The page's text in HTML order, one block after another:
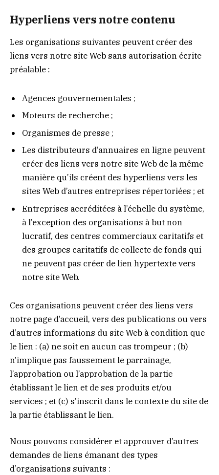
Hyperliens vers notre contenu
Les organisations suivantes peuvent créer des
liens vers notre site Web sans autorisation écrite
préalable :
Agences gouvernementales ;
Moteurs de recherche ;
Organismes de presse ;
Les distributeurs d’annuaires en ligne peuvent
créer des liens vers notre site Web de la même
manière qu’ils créent des hyperliens vers les
sites Web d’autres entreprises répertoriées ; et
Entreprises accréditées à l’échelle du système,
à l’exception des organisations à but non
lucratif, des centres commerciaux caritatifs et
des groupes caritatifs de collecte de fonds qui
ne peuvent pas créer de lien hypertexte vers
notre site Web.
Ces organisations peuvent créer des liens vers
notre page d’accueil, vers des publications ou vers
d’autres informations du site Web à condition que
le lien : (a) ne soit en aucun cas trompeur ; (b)
n’implique pas faussement le parrainage,
l’approbation ou l’approbation de la partie
établissant le lien et de ses produits et/ou
services ; et (c) s’inscrit dans le contexte du site de
la partie établissant le lien.
Nous pouvons considérer et approuver d’autres
demandes de liens émanant des types
d’organisations suivants :